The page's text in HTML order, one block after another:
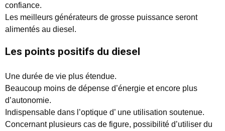
confiance.
Les meilleurs générateurs de grosse puissance seront
alimentés au diesel.
Les points positifs du diesel
Une durée de vie plus étendue.
Beaucoup moins de dépense d’énergie et encore plus
d’autonomie.
Indispensable dans l’optique d’ une utilisation soutenue.
Concernant plusieurs cas de figure, possibilité d’utiliser du